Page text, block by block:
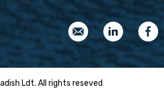
Ldt. All rights reseved